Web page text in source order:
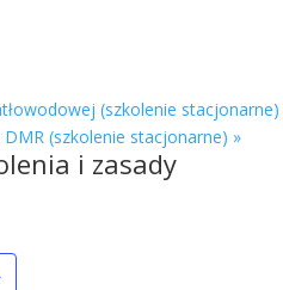
(szkolenie stacjonarne)
(szkolenie stacjonarne) »
i zasady